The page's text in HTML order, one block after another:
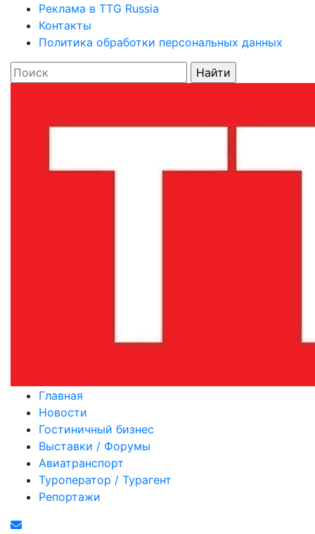
Реклама в TTG Russia
Контакты
Политика обработки персональных данных
Главная
Новости
Гостиничный бизнес
Выставки / Форумы
Авиатранспорт
Туроператор / Турагент
Репортажи